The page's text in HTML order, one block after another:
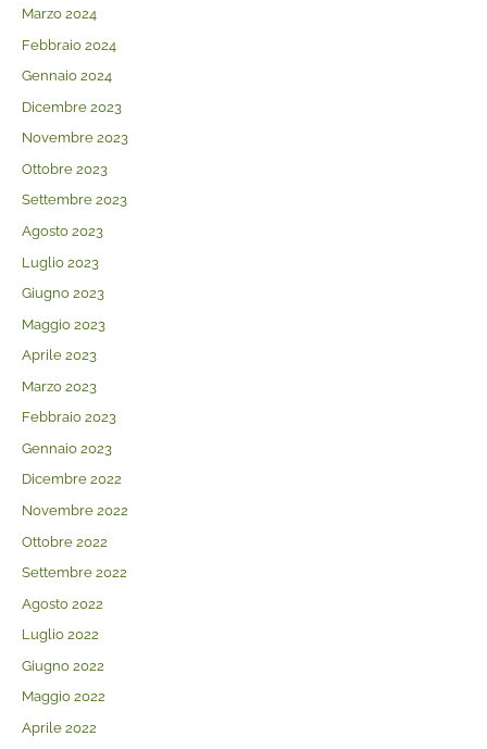
Marzo 2024
Febbraio 2024
Gennaio 2024
Dicembre 2023
Novembre 2023
Ottobre 2023
Settembre 2023
Agosto 2023
Luglio 2023
Giugno 2023
Maggio 2023
Aprile 2023
Marzo 2023
Febbraio 2023
Gennaio 2023
Dicembre 2022
Novembre 2022
Ottobre 2022
Settembre 2022
Agosto 2022
Luglio 2022
Giugno 2022
Maggio 2022
Aprile 2022